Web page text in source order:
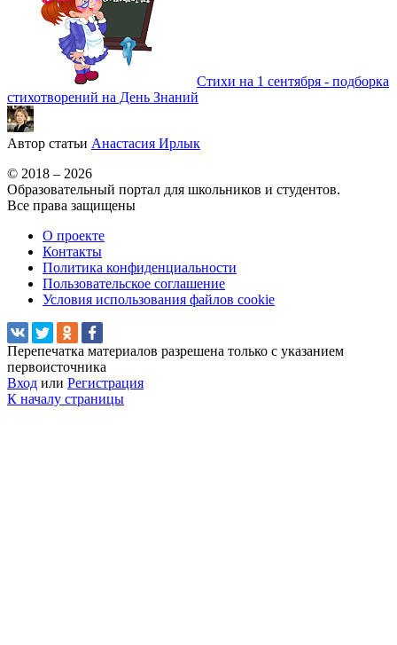
Стихи на 1 сентября - подборка
стихотворений на День Знаний
Автор статьи Анастасия Ирлык
© 2018 – 2026
Образовательный портал для школьников и студентов.
Все права защищены
О проекте
Контакты
Политика конфиденциальности
Пользовательское соглашение
Условия использования файлов cookie
Перепечатка материалов разрешена только с указанием
первоисточника
Вход или Регистрация
К началу страницы